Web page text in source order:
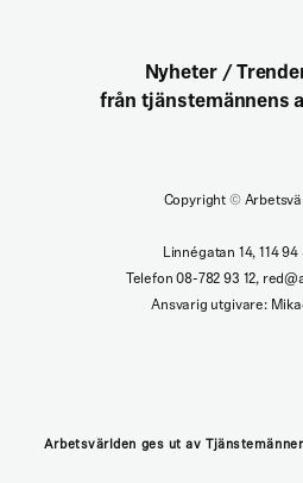
Nyheter /
från tjänstemännens
Copyright ©
Linnégatan 14, 114
Telefon 08-782 93 12,
Ansvarig utgivare:
Arbetsvärlden ges ut av